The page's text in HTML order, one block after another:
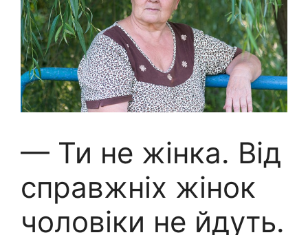
— Ти не жінка. Від
справжніх жінок
чоловіки не йдуть.